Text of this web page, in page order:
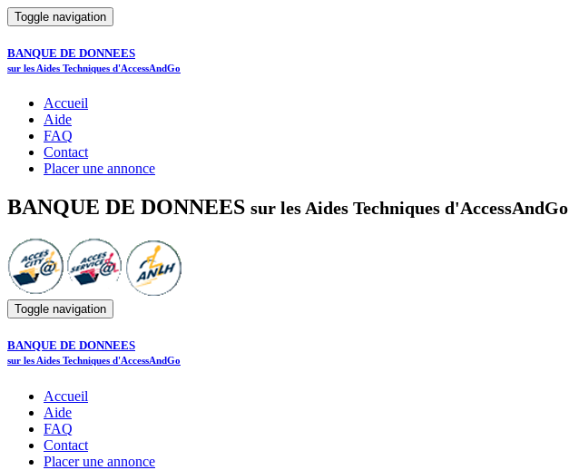
Toggle navigation
BANQUE DE DONNEES
sur les Aides Techniques d'AccessAndGo
Accueil
Aide
FAQ
Contact
Placer une annonce
BANQUE DE DONNEES sur les Aides Techniques d'AccessAndGo
Toggle navigation
BANQUE DE DONNEES
sur les Aides Techniques d'AccessAndGo
Accueil
Aide
FAQ
Contact
Placer une annonce